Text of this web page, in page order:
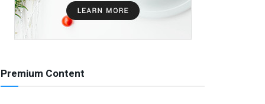
Premium Content